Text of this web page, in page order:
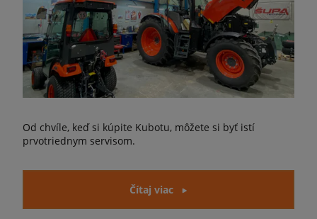
Od chvíle, keď si kúpite Kubotu, môžete si byť istí
prvotriednym servisom.
Čítaj viac